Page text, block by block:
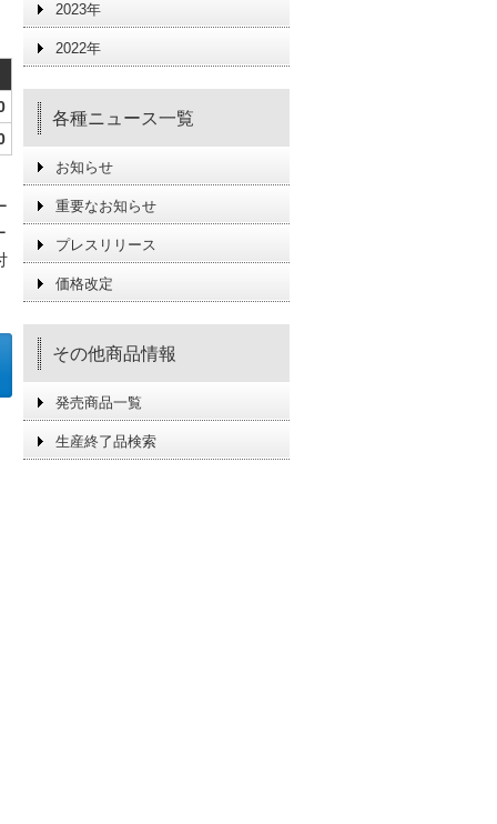
2023年
2022年
各種ニュース一覧
お知らせ
重要なお知らせ
プレスリリース
価格改定
その他商品情報
発売商品一覧
生産終了品検索